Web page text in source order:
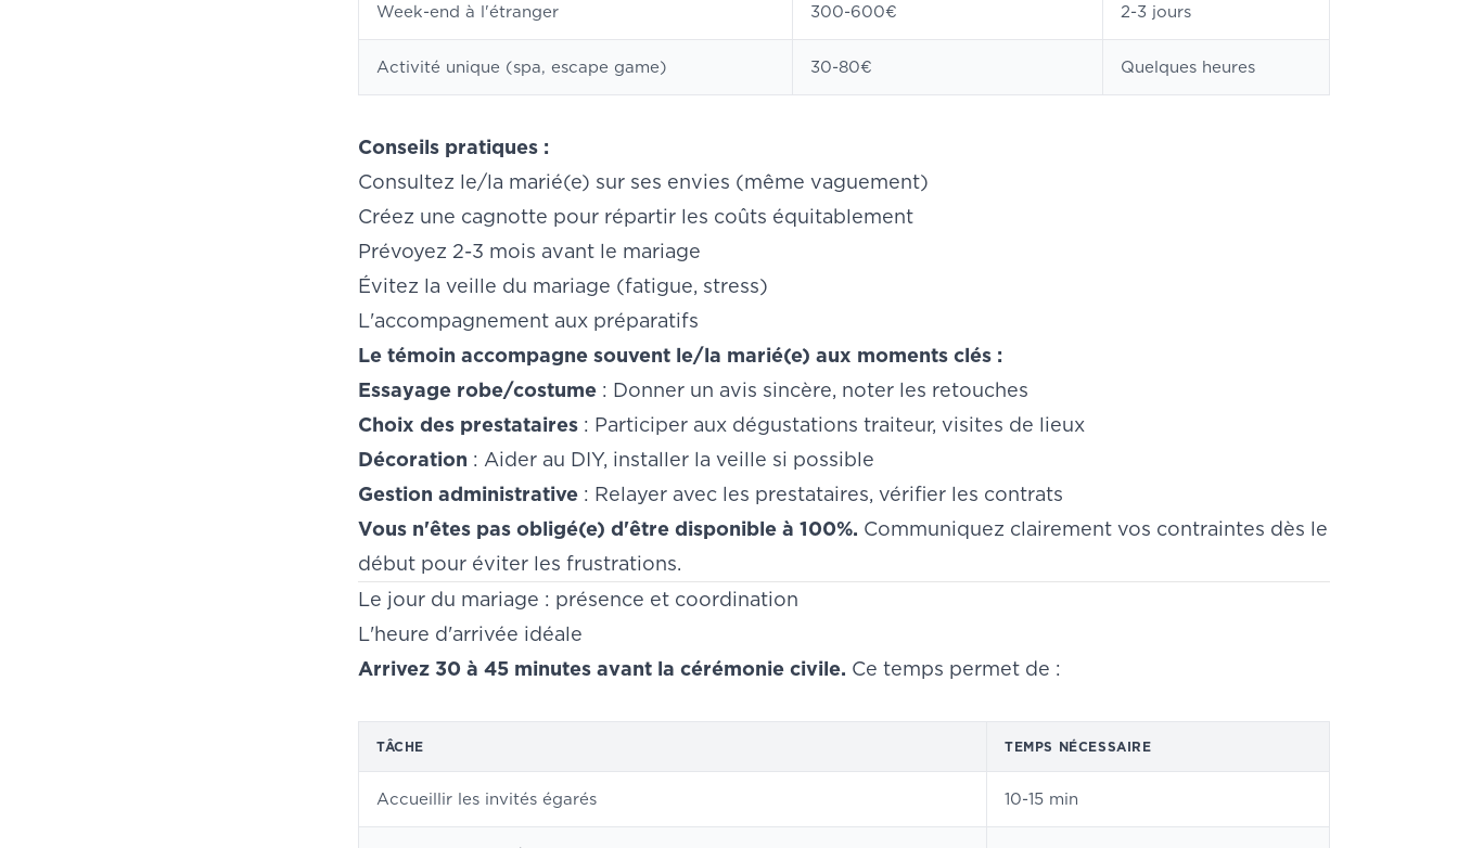
Week-end à l'étranger 300-600€ 2-3 jours
Activité unique (spa, escape game) 30-80€ Quelques heures
Conseils pratiques :
Consultez le/la marié(e) sur ses envies (même vaguement)
Créez une cagnotte pour répartir les coûts équitablement
Prévoyez 2-3 mois avant le mariage
Évitez la veille du mariage (fatigue, stress)
L'accompagnement aux préparatifs
Le témoin accompagne souvent le/la marié(e) aux moments clés :
Essayage robe/costume : Donner un avis sincère, noter les retouches
Choix des prestataires : Participer aux dégustations traiteur, visites de lieux
Décoration : Aider au DIY, installer la veille si possible
Gestion administrative : Relayer avec les prestataires, vérifier les contrats
Vous n'êtes pas obligé(e) d'être disponible à 100%. Communiquez clairement vos contraintes dès le
début pour éviter les frustrations.
Le jour du mariage : présence et coordination
L'heure d'arrivée idéale
Arrivez 30 à 45 minutes avant la cérémonie civile. Ce temps permet de :
TÂCHE TEMPS NÉCESSAIRE
Accueillir les invités égarés 10-15 min